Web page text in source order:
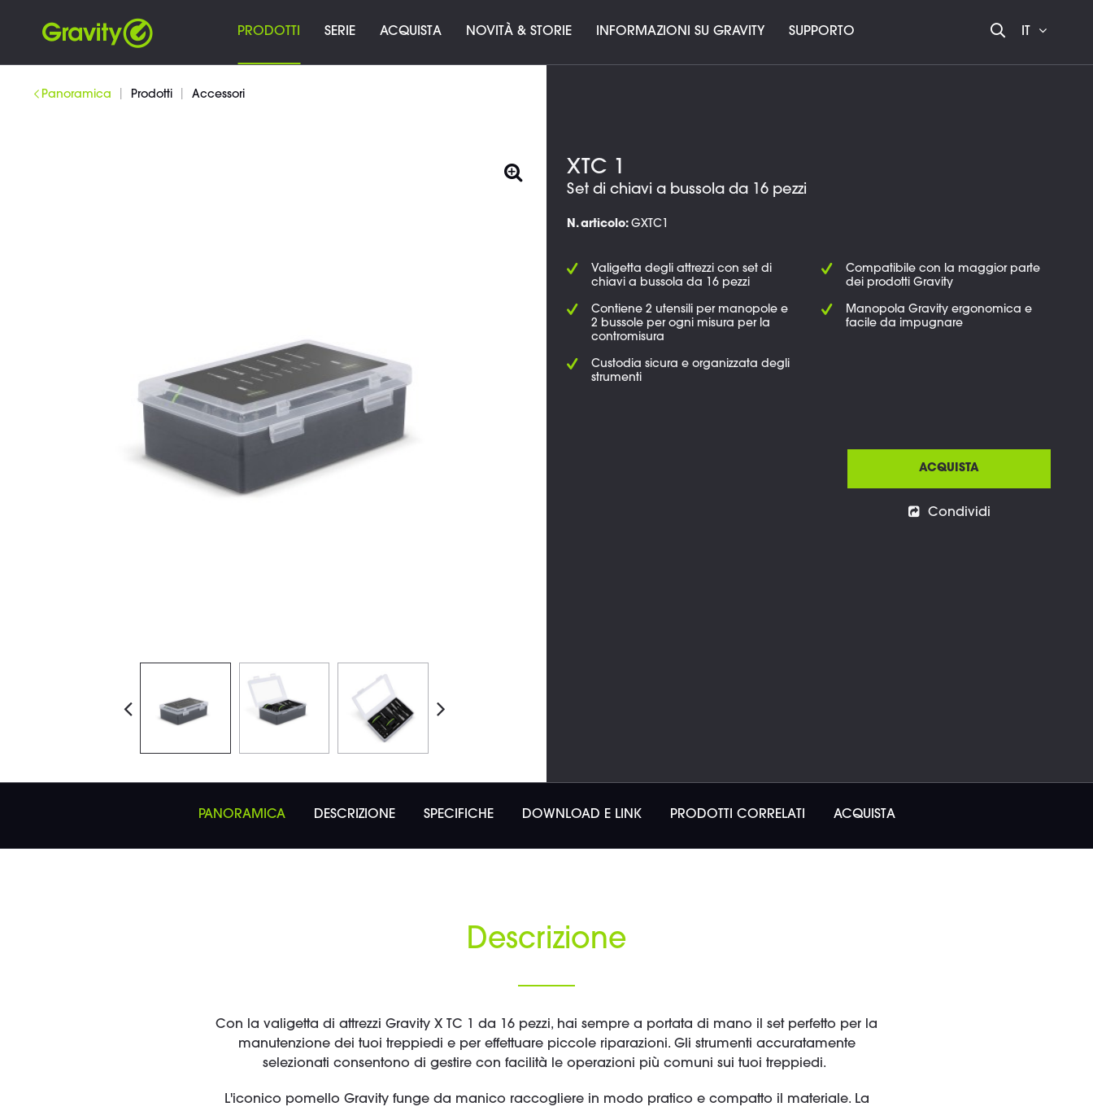
PRODOTTI SERIE ACQUISTA NOVITÀ & STORIE INFORMAZIONI SU GRAVITY SUPPORTO
Panoramica Prodotti Accessori
XTC 1
Set di chiavi a bussola da 16 pezzi
N. articolo: GXTC1
Valigetta degli attrezzi con set di
chiavi a bussola da 16 pezzi
Compatibile con la maggior parte
dei prodotti Gravity
Contiene 2 utensili per manopole e
2 bussole per ogni misura per la
contromisura
Manopola Gravity ergonomica e
facile da impugnare
Custodia sicura e organizzata degli
strumenti
ACQUISTA
Condividi
PANORAMICA DESCRIZIONE SPECIFICHE DOWNLOAD E LINK PRODOTTI CORRELATI ACQUISTA
Descrizione
Con la valigetta di attrezzi Gravity X TC 1 da 16 pezzi, hai sempre a portata di mano il set perfetto per la
manutenzione dei tuoi treppiedi e per effettuare piccole riparazioni. Gli strumenti accuratamente
selezionati consentono di gestire con facilità le operazioni più comuni sui tuoi treppiedi.
L'iconico pomello Gravity funge da manico raccogliere in modo pratico e compatto il materiale. La